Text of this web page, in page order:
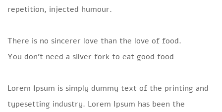
repetition, injected humour.
There is no sincerer love than the love of food.
You don’t need a silver fork to eat good food
Lorem Ipsum is simply dummy text of the printing and
typesetting industry. Lorem Ipsum has been the